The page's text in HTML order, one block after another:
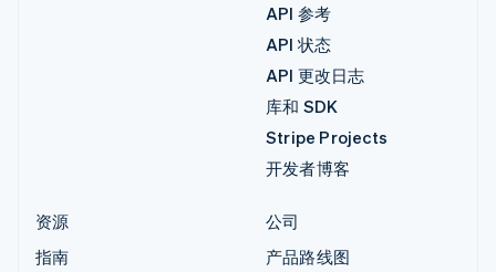
API 参考
API 状态
API 更改日志
库和 SDK
Stripe Projects
开发者博客
资源
指南
公司
产品路线图